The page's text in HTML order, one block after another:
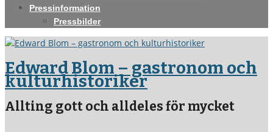
Pressinformation
Pressbilder
Edward Blom – gastronom och
kulturhistoriker
Allting gott och alldeles för mycket